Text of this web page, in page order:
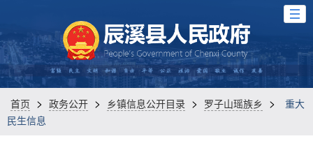
首页 > 政务公开 > 乡镇信息公开目录 > 罗子山瑶族乡 >
重大
民生信息